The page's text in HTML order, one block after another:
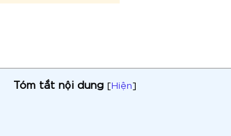
Tóm tắt nội dung [Hiện]